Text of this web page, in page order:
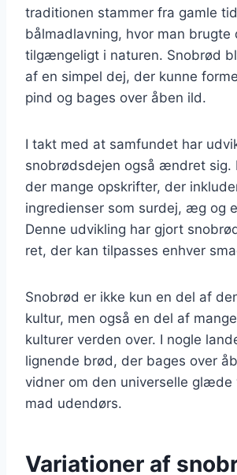
traditionen stammer fra gamle
bålmadlavning, hvor man brugte
tilgængeligt i naturen. Snobrød
af en simpel dej, der kunne
pind og bages over åben ild.
I takt med at samfundet har
snobrødsdejen også ændret sig.
der mange opskrifter, der
ingredienser som surdej, æg og
Denne udvikling har gjort
ret, der kan tilpasses enhver
Snobrød er ikke kun en del af
kultur, men også en del af
kulturer verden over. I nogle
lignende brød, der bages over
vidner om den universelle glæde
mad udendørs.
Variationer af